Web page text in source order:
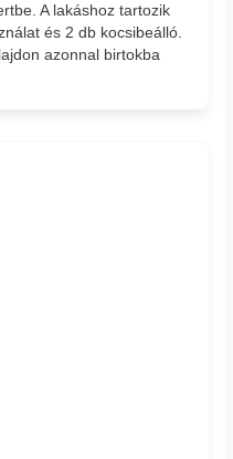
A lakáshoz tartozik
és 2 db kocsibeálló.
azonnal birtokba